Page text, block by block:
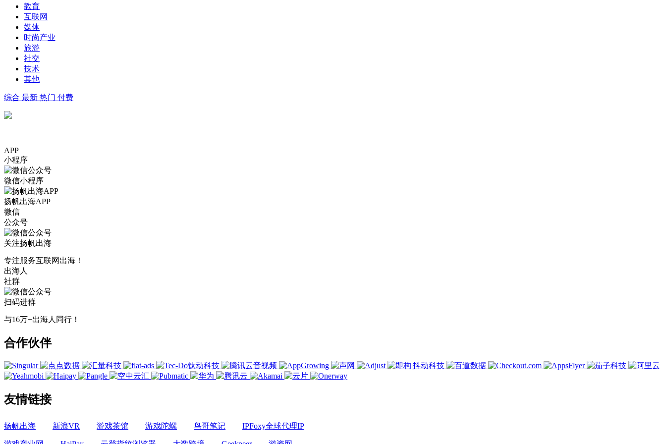
教育
互联网
媒体
时尚产业
旅游
社交
技术
其他
综合 最新 热门 付费
APP
小程序
微信小程序
扬帆出海APP
微信
公众号
关注扬帆出海
专注服务互联网出海！
出海人
社群
扫码进群
与16万+出海人同行！
合作伙伴
友情链接
扬帆出海 新浪VR 游戏茶馆 游戏陀螺 鸟哥笔记 IPFoxy全球代理IP